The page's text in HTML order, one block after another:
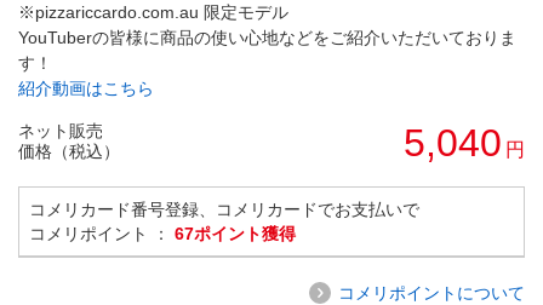
※pizzariccardo.com.au 限定モデル
YouTuberの皆様に商品の使い心地などをご紹介いただいておりま
す！
紹介動画はこちら
ネット販売
価格（税込）
5,040 円
コメリカード番号登録、コメリカードでお支払いで
コメリポイント ： 67ポイント獲得
コメリポイントについて